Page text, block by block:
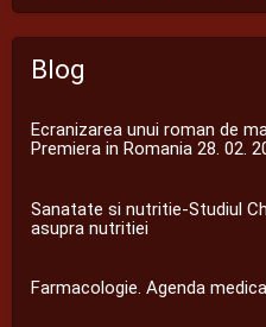
Blog
Ecranizarea unui roman de
Premiera in Romania 28. 02.
Sanatate si nutritie-Studiul
asupra nutritiei
Farmacologie. Agenda